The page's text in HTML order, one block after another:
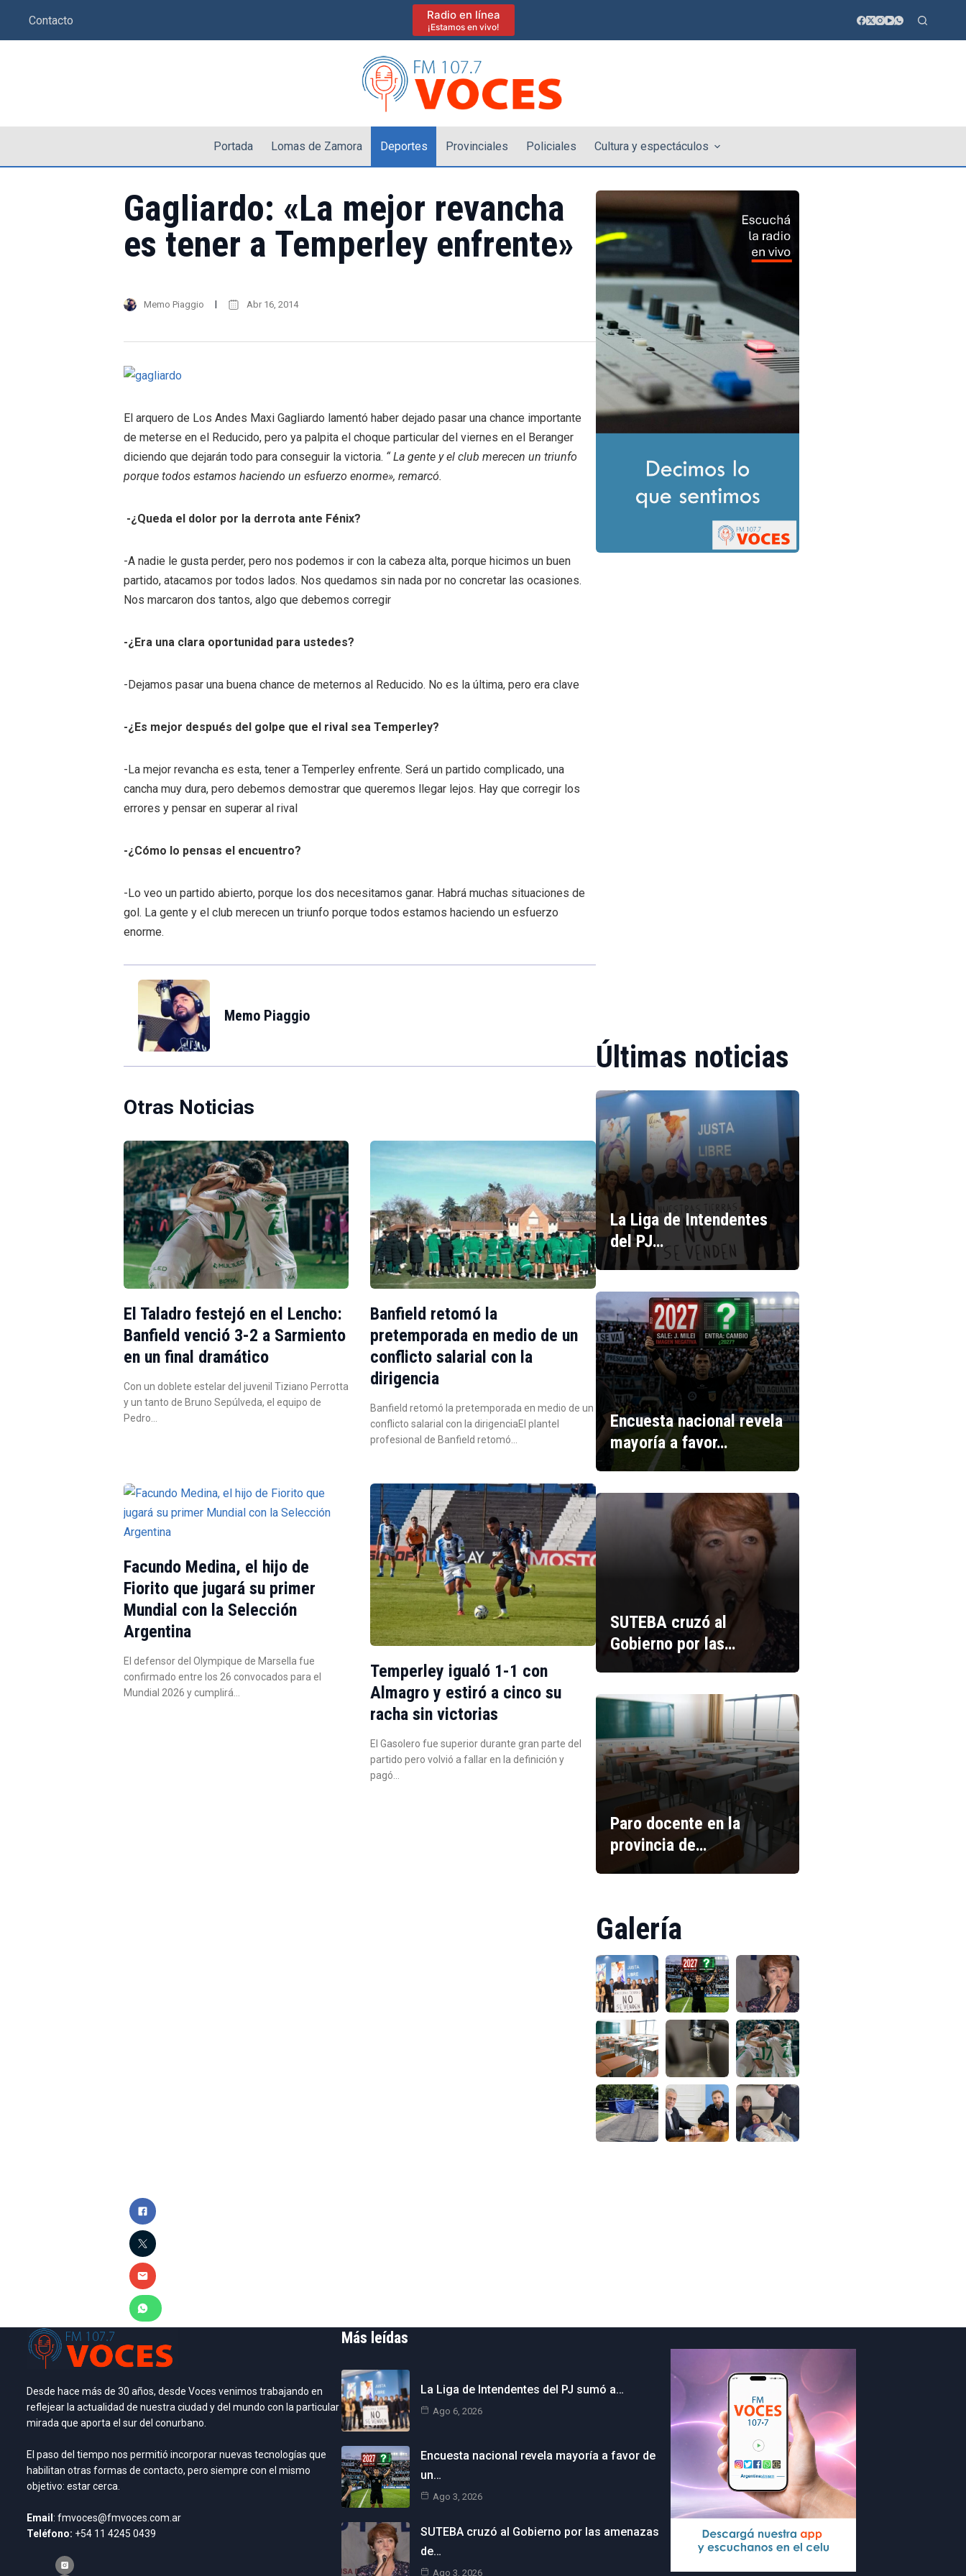
Contacto Radio en línea
¡Estamos en vivo!
Portada Lomas de Zamora Deportes Provinciales Policiales Cultura y espectáculos
Gagliardo: «La mejor revancha
es tener a Temperley enfrente»
Memo Piaggio Abr 16, 2014
El arquero de Los Andes Maxi Gagliardo lamentó haber dejado pasar una chance importante
de meterse en el Reducido, pero ya palpita el choque particular del viernes en el Beranger
diciendo que dejarán todo para conseguir la victoria. “ La gente y el club merecen un triunfo
porque todos estamos haciendo un esfuerzo enorme», remarcó.
-¿Queda el dolor por la derrota ante Fénix?
-A nadie le gusta perder, pero nos podemos ir con la cabeza alta, porque hicimos un buen
partido, atacamos por todos lados. Nos quedamos sin nada por no concretar las ocasiones.
Nos marcaron dos tantos, algo que debemos corregir
-¿Era una clara oportunidad para ustedes?
-Dejamos pasar una buena chance de meternos al Reducido. No es la última, pero era clave
-¿Es mejor después del golpe que el rival sea Temperley?
-La mejor revancha es esta, tener a Temperley enfrente. Será un partido complicado, una
cancha muy dura, pero debemos demostrar que queremos llegar lejos. Hay que corregir los
errores y pensar en superar al rival
-¿Cómo lo pensas el encuentro?
-Lo veo un partido abierto, porque los dos necesitamos ganar. Habrá muchas situaciones de
gol. La gente y el club merecen un triunfo porque todos estamos haciendo un esfuerzo
enorme.
Memo Piaggio
Otras Noticias
El Taladro festejó en el Lencho:
Banfield venció 3-2 a Sarmiento
en un final dramático
Con un doblete estelar del juvenil Tiziano Perrotta
y un tanto de Bruno Sepúlveda, el equipo de
Pedro…
Banfield retomó la
pretemporada en medio de un
conflicto salarial con la
dirigencia
Banfield retomó la pretemporada en medio de un
conflicto salarial con la dirigenciaEl plantel
profesional de Banfield retomó…
Facundo Medina, el hijo de
Fiorito que jugará su primer
Mundial con la Selección
Argentina
El defensor del Olympique de Marsella fue
confirmado entre los 26 convocados para el
Mundial 2026 y cumplirá…
Temperley igualó 1-1 con
Almagro y estiró a cinco su
racha sin victorias
El Gasolero fue superior durante gran parte del
partido pero volvió a fallar en la definición y
pagó…
Últimas noticias
La Liga de Intendentes
del PJ…
Encuesta nacional revela
mayoría a favor…
SUTEBA cruzó al
Gobierno por las…
Paro docente en la
provincia de…
Galería
Desde hace más de 30 años, desde Voces venimos trabajando en
reflejear la actualidad de nuestra ciudad y del mundo con la particular
mirada que aporta el sur del conurbano.
El paso del tiempo nos permitió incorporar nuevas tecnologías que
habilitan otras formas de contacto, pero siempre con el mismo
objetivo: estar cerca.
Email: fmvoces@fmvoces.com.ar
Teléfono: +54 11 4245 0439
Más leídas
La Liga de Intendentes del PJ sumó a…
Ago 6, 2026
Encuesta nacional revela mayoría a favor de
un…
Ago 3, 2026
SUTEBA cruzó al Gobierno por las amenazas
de…
Ago 3, 2026